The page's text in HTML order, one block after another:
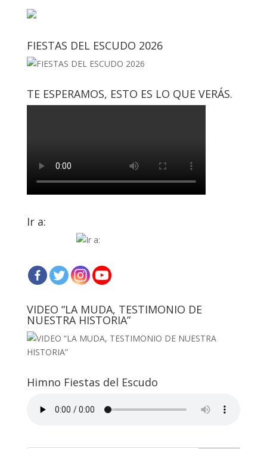
FIESTAS DEL ESCUDO 2026
TE ESPERAMOS, ESTO ES LO QUE VERÁS.
Ir a:
VIDEO “LA MUDA, TESTIMONIO DE
NUESTRA HISTORIA”
Himno Fiestas del Escudo